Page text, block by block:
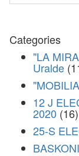
Categories
"LA
Uralde
12 J
2020 (16)
25-S